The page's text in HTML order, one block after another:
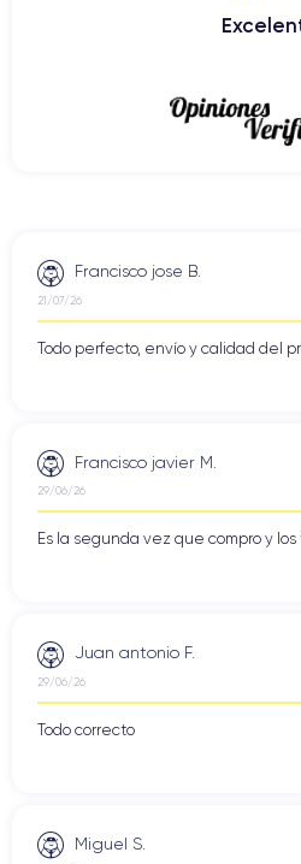
Francisco jose B.
21/07/26
Todo perfecto, envío y calidad del
Francisco javier M.
29/06/26
Es la segunda vez que compro y
Juan antonio F.
29/06/26
Todo correcto
Miguel S.